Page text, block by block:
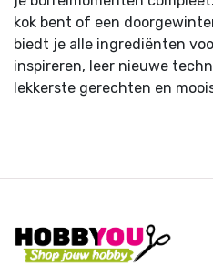
kok bent of een
biedt je alle ingrediënten
inspireren, leer nieuwe
lekkerste gerechten en